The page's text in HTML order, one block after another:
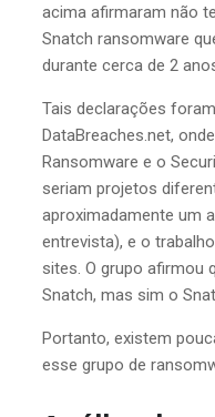
acima afirmaram não
Snatch ransomware
durante cerca de 2
Tais declarações
DataBreaches.net,
Ransomware e o
seriam projetos
aproximadamente um
entrevista), e o
sites. O grupo afirmou
Snatch, mas sim o
Portanto, existem
esse grupo de